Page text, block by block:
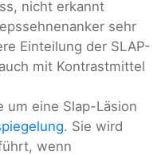
nicht erkannt
sehr
Einteilung der SLAP-
mit Kontrastmittel
um eine Slap-Läsion
. Sie wird
wenn